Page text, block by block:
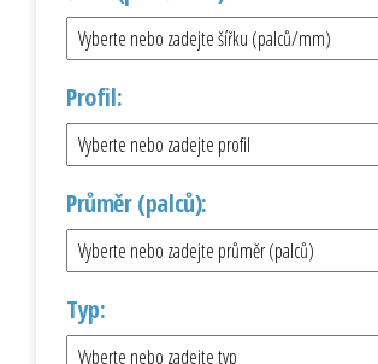
Profil:
Průměr (palců):
Typ: